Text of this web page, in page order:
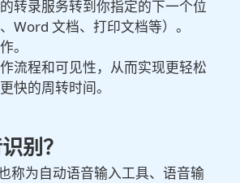
转录服务转到你指定的下一个位
Word 文档、打印文档等）。
。
流程和可见性，从而实现更轻松
快的周转时间。
别？
称为自动语音输入工具、语音输